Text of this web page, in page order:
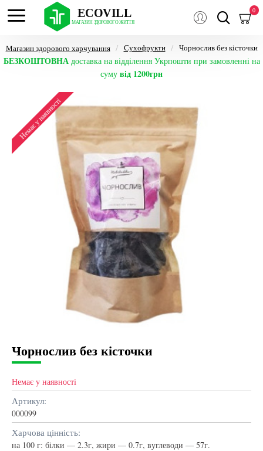
0
Магазин здорового харчування Сухофрукти Чорнослив без кісточки
БЕЗКОШТОВНАдоставка на відділення Укрпошти при замовленні на
суму від 1200грн
Немає у наявності
Чорнослив без кісточки
Немає у наявності
Артикул:
000099
Харчова цінність:
на 100 г: білки — 2.3г, жири — 0.7г, вуглеводи — 57г.